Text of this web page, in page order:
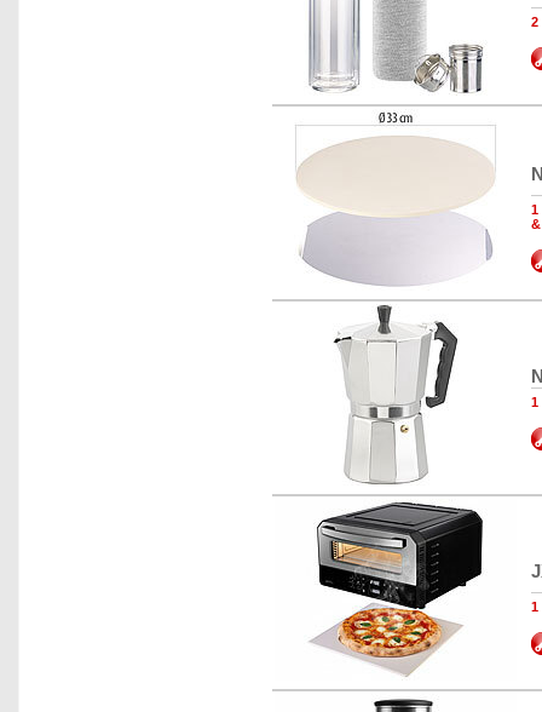
2
1
1
1